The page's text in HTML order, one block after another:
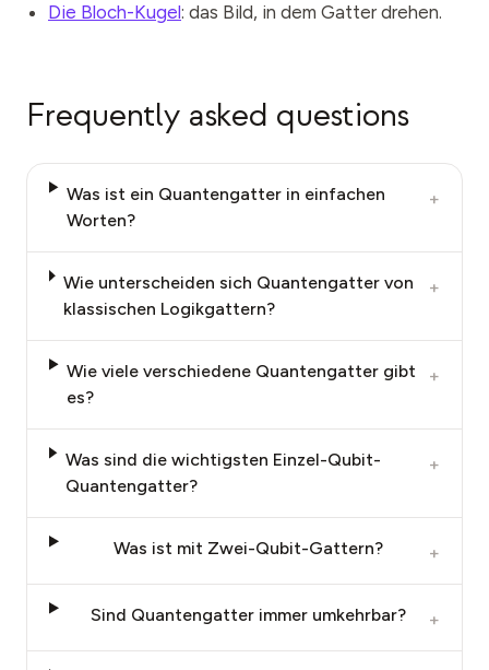
Die Bloch-Kugel: das Bild, in dem Gatter drehen.
Frequently asked questions
Was ist ein Quantengatter in einfachen
Worten?
+
Wie unterscheiden sich Quantengatter von
klassischen Logikgattern?
+
Wie viele verschiedene Quantengatter gibt
es?
+
Was sind die wichtigsten Einzel-Qubit-
Quantengatter?
+
Was ist mit Zwei-Qubit-Gattern? +
Sind Quantengatter immer umkehrbar? +